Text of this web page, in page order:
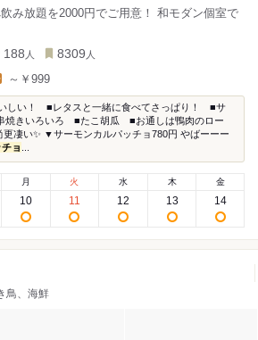
み放題を2000円でご用意！ 和モダン個室で
188 人 8309 人
～￥999
いしい！ ■レタスと一緒に食べてさっぱり！ ■サ
きいろいろ ■たこ胡瓜 ■お通しは鴨肉のロー
凄い✨ ▼サーモンカルパッチョ780円 やばーーー
ョ
月
10
火
11
水
12
木
13
金
14
鳥、海鮮